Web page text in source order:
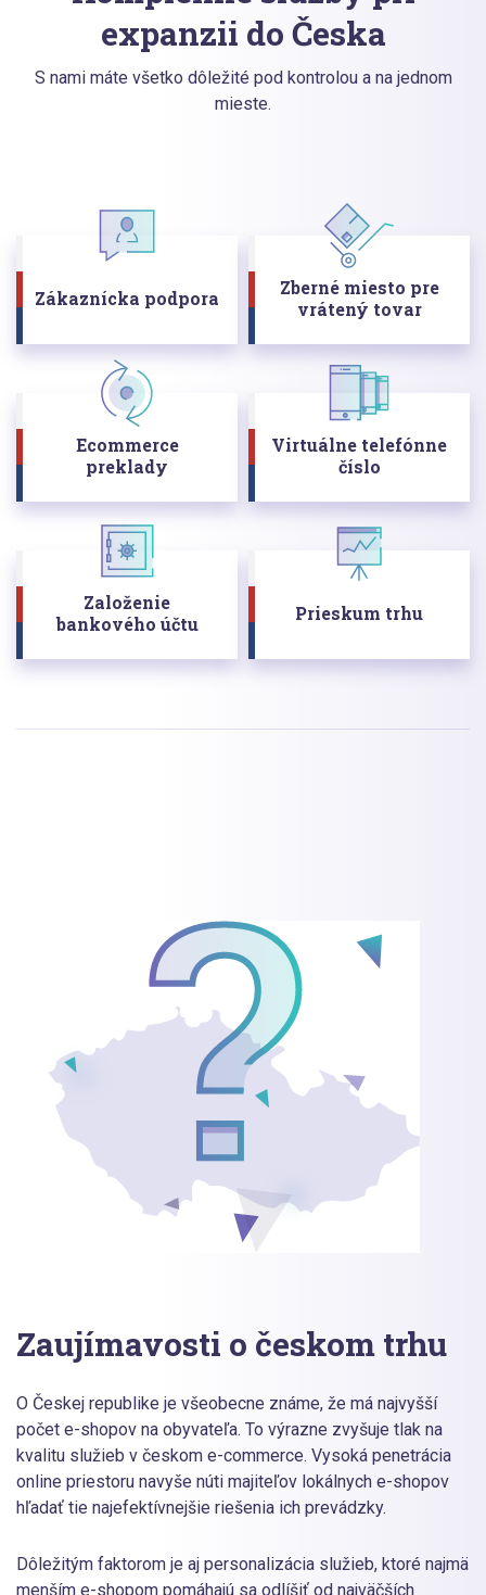
expanzii do Česka
S nami máte všetko dôležité pod kontrolou a na jednom
mieste.
Zákaznícka podpora
Zberné miesto pre
vrátený tovar
Ecommerce
preklady
Virtuálne telefónne
číslo
Založenie
bankového účtu
Prieskum trhu
Zaujímavosti o českom trhu
O Českej republike je všeobecne známe, že má najvyšší
počet e-shopov na obyvateľa. To výrazne zvyšuje tlak na
kvalitu služieb v českom e-commerce. Vysoká penetrácia
online priestoru navyše núti majiteľov lokálnych e-shopov
hľadať tie najefektívnejšie riešenia ich prevádzky.
Dôležitým faktorom je aj personalizácia služieb, ktoré najmä
menším e-shopom pomáhajú sa odlíšiť od najväčších